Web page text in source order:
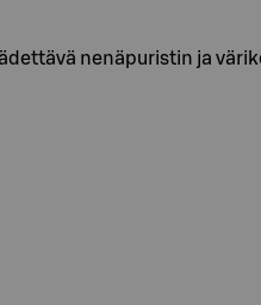
nenäpuristin ja